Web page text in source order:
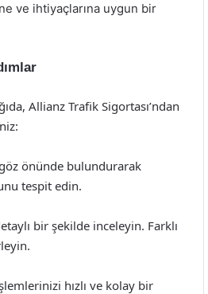
ve ihtiyaçlarına uygun bir
Allianz Trafik Sigortası’ndan
göz önünde bulundurarak
tespit edin.
bir şekilde inceleyin. Farklı
hızlı ve kolay bir